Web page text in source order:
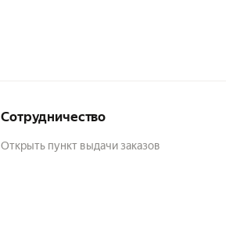
Сотрудничество
Открыть пункт выдачи заказов